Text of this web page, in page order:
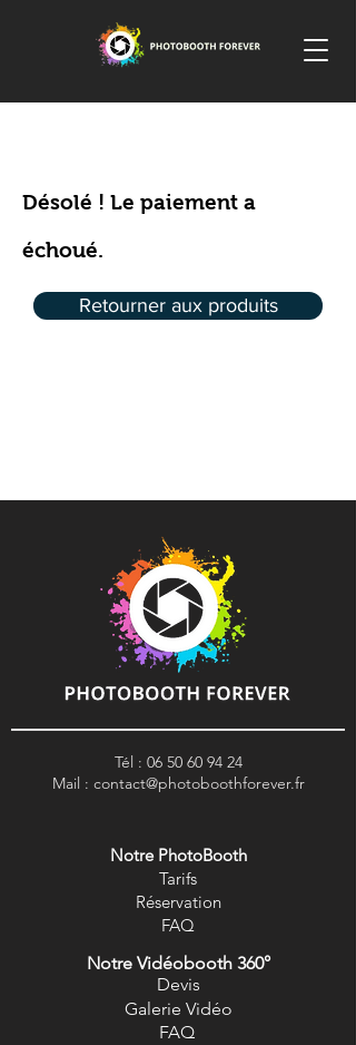
Désolé ! Le paiement a
échoué.
Retourner aux produits
Tél : 06 50 60 94 24
Mail : contact@photoboothforever.fr
Notre PhotoBooth
Tarifs
Réservation
FAQ
Devis
Notre Vidéobooth 360°
Galerie Vidéo
FAQ